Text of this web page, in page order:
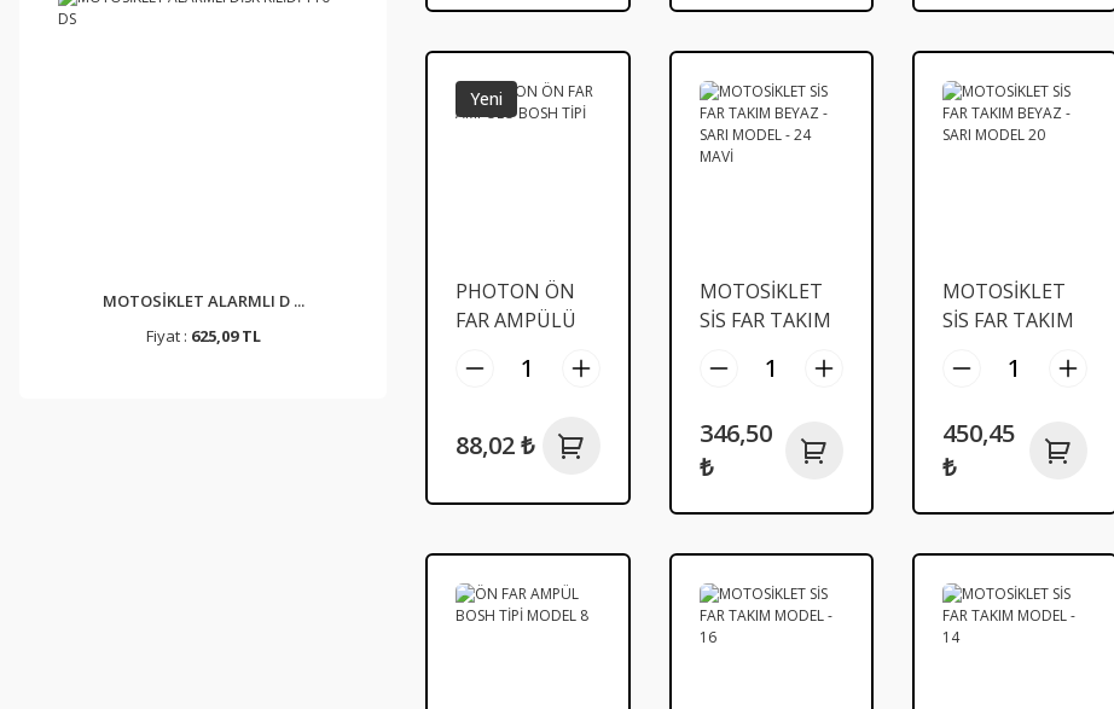
MOTOSİKLET ALARMLI D ...
Fiyat : 625,09 TL
Yeni
PHOTON ÖN
FAR AMPÜLÜ
88,02 ₺
MOTOSİKLET
SİS FAR TAKIM
MODEL - 24
346,50
₺
MOTOSİKLET
SİS FAR TAKIM
MODEL 20
450,45
₺